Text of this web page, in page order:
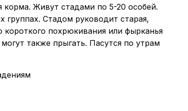
корма. Живут стадами по 5-20 особей.
Стадом руководит старая,
похрюкивания или фырканья
также прыгать. Пасутся по утрам